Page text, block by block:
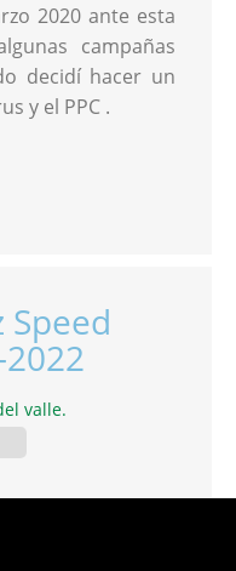
2020 ante esta
campañas
decidí hacer un
y el PPC .
valle.